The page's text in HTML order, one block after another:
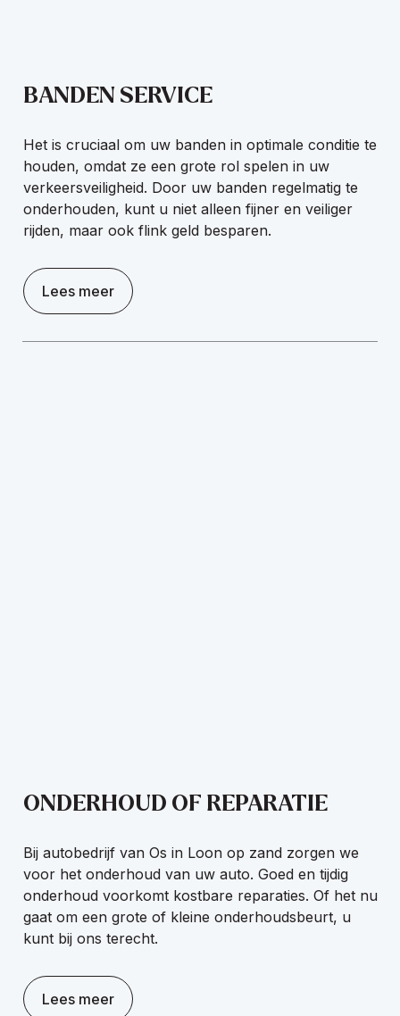
BANDEN SERVICE
Het is cruciaal om uw banden in optimale conditie te
houden, omdat ze een grote rol spelen in uw
verkeersveiligheid. Door uw banden regelmatig te
onderhouden, kunt u niet alleen fijner en veiliger
rijden, maar ook flink geld besparen.
Lees meer
ONDERHOUD OF REPARATIE
Bij autobedrijf van Os in Loon op zand zorgen we
voor het onderhoud van uw auto. Goed en tijdig
onderhoud voorkomt kostbare reparaties. Of het nu
gaat om een grote of kleine onderhoudsbeurt, u
kunt bij ons terecht.
Lees meer